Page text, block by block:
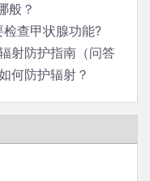
般？
查甲状腺功能?
射防护指南（问答
何防护辐射？